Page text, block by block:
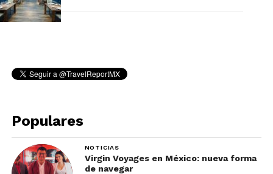
Populares
NOTICIAS
Virgin Voyages en México: nueva forma
de navegar